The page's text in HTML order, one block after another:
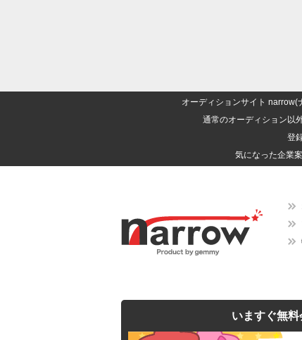
オーディションサイト narrow(
通常のオーディション以
登
気になった企業
いますぐ無料